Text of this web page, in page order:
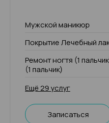
Мужской маникюр
Покрытие Лечебный
Ремонт ногтя (1
(1 пальчик)
Ещё 29 услуг
Записаться